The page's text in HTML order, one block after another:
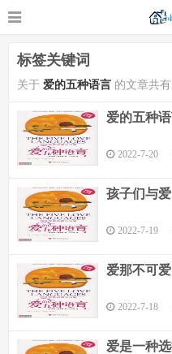
标签关键词
关于 爱的五种语言 的文章共
爱的五种语
2022-7-20
孩子们与
2022-7-19
爱那不可
2022-7-18
爱是一种